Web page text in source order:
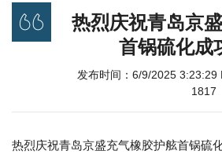
热烈庆祝青岛京
首锅硫化成
发布时间：6/9/2025 3:23:29
1817
热烈庆祝青岛京盛充气橡胶护舷首锅硫